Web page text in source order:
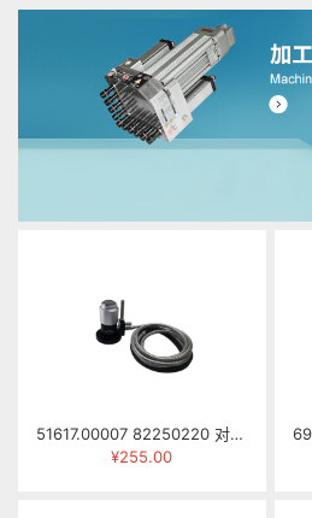
51617.00007 82250220 对刀仪 SY-68
¥255.00